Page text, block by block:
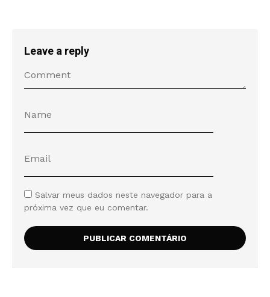
Leave a reply
Salvar meus dados neste navegador para a
próxima vez que eu comentar.